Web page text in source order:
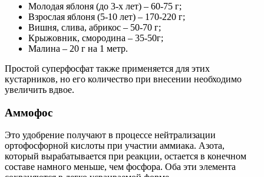
Молодая яблоня (до 3-х лет) – 60-75 г;
Взрослая яблоня (5-10 лет) – 170-220 г;
Вишня, слива, абрикос – 50-70 г;
Крыжовник, смородина – 35-50г;
Малина – 20 г на 1 метр.
Простой суперфосфат также применяется для этих
кустарников, но его количество при внесении необходимо
увеличить вдвое.
Аммофос
Это удобрение получают в процессе нейтрализации
ортофосфорной кислоты при участии аммиака. Азота,
который вырабатывается при реакции, остается в конечном
составе намного меньше, чем фосфора. Оба эти элемента